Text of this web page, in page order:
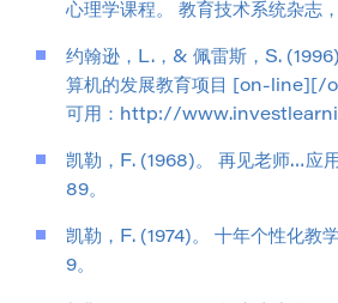
心理学课程。 教育技术系统杂志，
约翰逊，L.，& 佩雷斯，S.
算机的发展教育项目 [on-line][/
可用：http://
凯勒，F. (1968)。 再见老师…应
89。
凯勒，F. (1974)。 十年个性化教
9。